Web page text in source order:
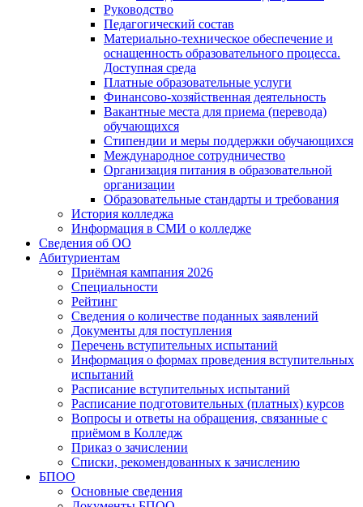
Руководство
Педагогический состав
Материально-техническое обеспечение и
оснащенность образовательного процесса.
Доступная среда
Платные образовательные услуги
Финансово-хозяйственная деятельность
Вакантные места для приема (перевода)
обучающихся
Стипендии и меры поддержки обучающихся
Международное сотрудничество
Организация питания в образовательной
организации
Образовательные стандарты и требования
История колледжа
Информация в СМИ о колледже
Сведения об ОО
Абитуриентам
Приёмная кампания 2026
Специальности
Рейтинг
Сведения о количестве поданных заявлений
Документы для поступления
Перечень вступительных испытаний
Информация о формах проведения вступительных
испытаний
Расписание вступительных испытаний
Расписание подготовительных (платных) курсов
Вопросы и ответы на обращения, связанные с
приёмом в Колледж
Приказ о зачислении
Списки, рекомендованных к зачислению
БПОО
Основные сведения